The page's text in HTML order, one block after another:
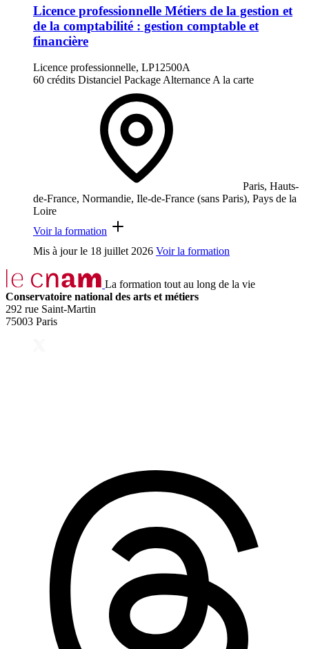
Licence professionnelle Métiers de la gestion et
de la comptabilité : gestion comptable et
financière
Licence professionnelle, LP12500A
60 crédits Distanciel PackageAlternanceA la carte
Paris, Hauts-
de-France, Normandie, Ile-de-France (sans Paris), Pays de la
Loire
Voir la formation
Mis à jour le 18 juillet 2026 Voir la formation
La formation tout au long de la vie
Conservatoire national des arts et métiers
292 rue Saint-Martin
75003 Paris